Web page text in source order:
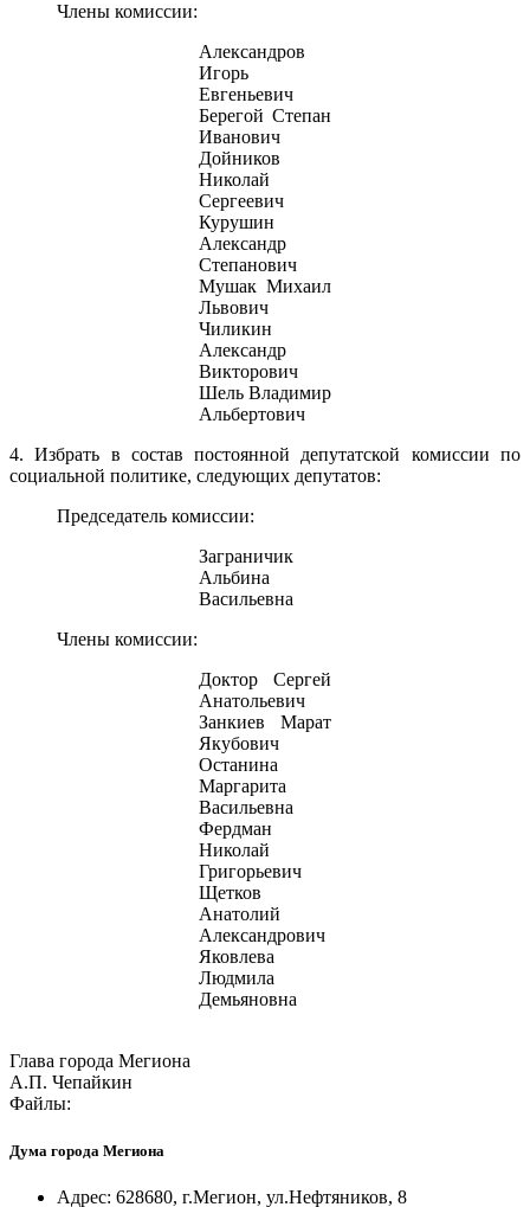
Члены комиссии:
Александров
Игорь
Евгеньевич
Берегой Степан
Иванович
Дойников
Николай
Сергеевич
Курушин
Александр
Степанович
Мушак Михаил
Львович
Чиликин
Александр
Викторович
Шель Владимир
Альбертович
4. Избрать в состав постоянной депутатской комиссии по
социальной политике, следующих депутатов:
Председатель комиссии:
Заграничик
Альбина
Васильевна
Члены комиссии:
Доктор Сергей
Анатольевич
Занкиев Марат
Якубович
Останина
Маргарита
Васильевна
Фердман
Николай
Григорьевич
Щетков
Анатолий
Александрович
Яковлева
Людмила
Демьяновна
Глава города Мегиона
А.П. Чепайкин
Файлы:
Дума города Мегиона
Адрес: 628680, г.Мегион, ул.Нефтяников, 8